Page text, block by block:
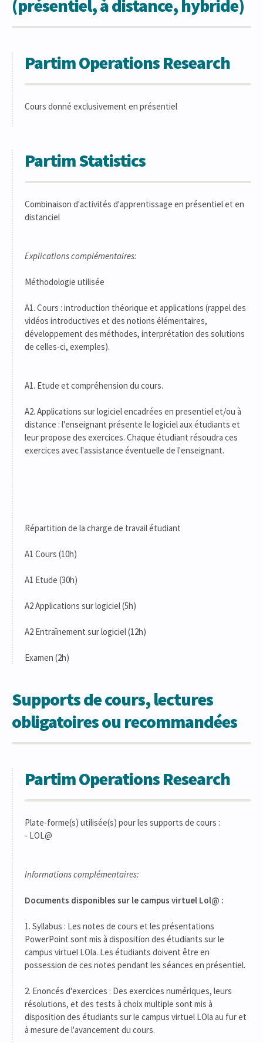
(présentiel, à distance, hybride)
Partim Operations Research
Cours donné exclusivement en présentiel
Partim Statistics
Combinaison d'activités d'apprentissage en présentiel et en
distanciel
Explications complémentaires:
Méthodologie utilisée
A1. Cours : introduction théorique et applications (rappel des
vidéos introductives et des notions élémentaires,
développement des méthodes, interprétation des solutions
de celles-ci, exemples).
A1. Etude et compréhension du cours.
A2. Applications sur logiciel encadrées en presentiel et/ou à
distance : l'enseignant présente le logiciel aux étudiants et
leur propose des exercices. Chaque étudiant résoudra ces
exercices avec l'assistance éventuelle de l'enseignant.
Répartition de la charge de travail étudiant
A1 Cours (10h)
A1 Etude (30h)
A2 Applications sur logiciel (5h)
A2 Entraînement sur logiciel (12h)
Examen (2h)
Supports de cours, lectures
obligatoires ou recommandées
Partim Operations Research
Plate-forme(s) utilisée(s) pour les supports de cours :
- LOL@
Informations complémentaires:
Documents disponibles sur le campus virtuel Lol@ :
1. Syllabus : Les notes de cours et les présentations
PowerPoint sont mis à disposition des étudiants sur le
campus virtuel LOla. Les étudiants doivent être en
possession de ces notes pendant les séances en présentiel.
2. Enoncés d'exercices : Des exercices numériques, leurs
résolutions, et des tests à choix multiple sont mis à
disposition des étudiants sur le campus virtuel LOla au fur et
à mesure de l'avancement du cours.